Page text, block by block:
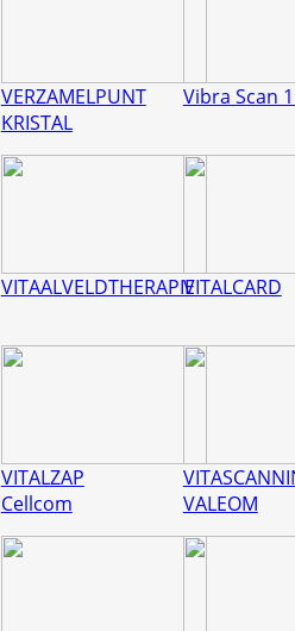
VERZAMELPUNT
KRISTAL
Vibra Scan
VITAALVELDTHERAPIEVITALCARD
VITALZAP
Cellcom
VALEOM